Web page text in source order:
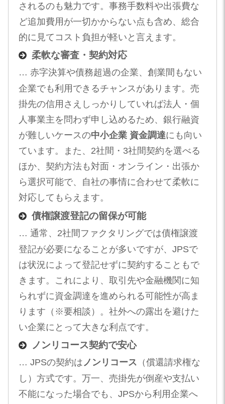
されるのも魅力です。事務手数料や出張費な
ど追加費用が一切かからない点も含め、総合
的に見てコスト負担が軽いと言えます。
柔軟な審査・契約対応
… 赤字決算や債務超過の企業、創業間もない
企業でも利用できるチャンスがあります。売
掛先の信用さえしっかりしていれば法人・個
人事業主を問わず申し込めるため、銀行融資
が難しいケースの中小企業 資金調達にも向い
ています。また、2社間・3社間契約を選べる
ほか、契約方法も対面・オンライン・出張か
ら選択可能で、自社の事情に合わせて柔軟に
対応してもらえます。
債権譲渡登記の留保が可能
… 通常、2社間ファクタリングでは債権譲渡
登記が必要になることが多いですが、JPSで
は状況によって登記せずに契約することもで
きます。これにより、取引先や金融機関に知
られずに資金調達を進められる可能性が高ま
ります（※要相談）。社外への露出を避けた
い企業にとって大きな利点です。
ノンリコース契約で安心
… JPSの契約はノンリコース （償還請求権な
し）方式です。万一、売掛先が倒産や支払い
不能になった場合でも、JPSから利用企業へ